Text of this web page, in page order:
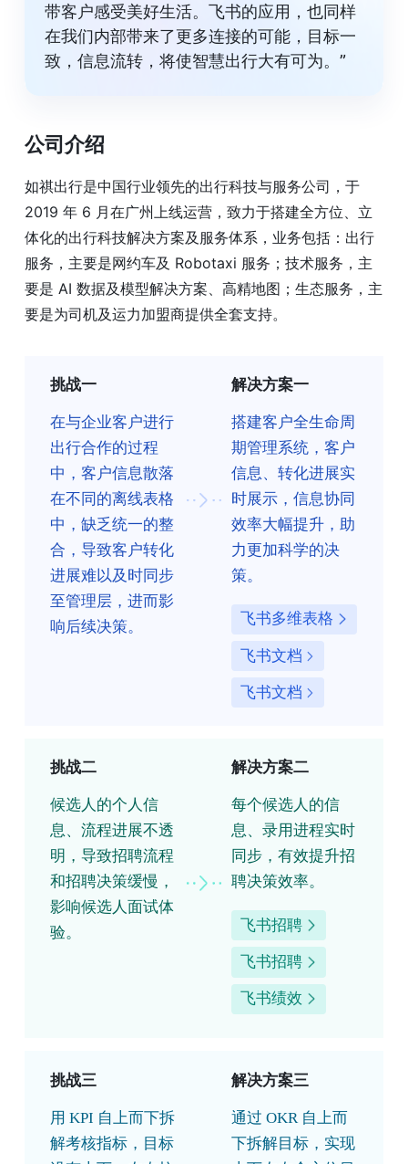
带客户感受美好生活。飞书的应用，也同样
在我们内部带来了更多连接的可能，目标一
致，信息流转，将使智慧出行大有可为。”
公司介绍
如祺出行是中国行业领先的出行科技与服务公司，于
2019 年 6 月在广州上线运营，致力于搭建全方位、立
体化的出行科技解决方案及服务体系，业务包括：出行
服务，主要是网约车及 Robotaxi 服务；技术服务，主
要是 AI 数据及模型解决方案、高精地图；生态服务，主
要是为司机及运力加盟商提供全套支持。
挑战一
在与企业客户进行
出行合作的过程
中，客户信息散落
在不同的离线表格
中，缺乏统一的整
合，导致客户转化
进展难以及时同步
至管理层，进而影
响后续决策。
解决方案一
搭建客户全生命周
期管理系统，客户
信息、转化进展实
时展示，信息协同
效率大幅提升，助
力更加科学的决
策。
飞书多维表格
飞书文档
飞书文档
挑战二
候选人的个人信
息、流程进展不透
明，导致招聘流程
和招聘决策缓慢，
影响候选人面试体
验。
解决方案二
每个候选人的信
息、录用进程实时
同步，有效提升招
聘决策效率。
飞书招聘
飞书招聘
飞书绩效
挑战三
用 KPI 自上而下拆
解考核指标，目标
解决方案三
通过 OKR 自上而
下拆解目标，实现